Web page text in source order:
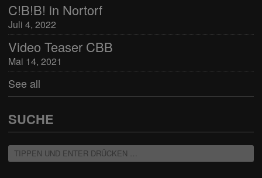
C!B!B! in Nortorf
Juli 4, 2022
Video Teaser CBB
Mai 14, 2021
See all
SUCHE